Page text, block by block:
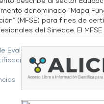
denominado “Mapa
(MFSE) para fines de
del Sineace. El MFSE
Evaluación,
de la